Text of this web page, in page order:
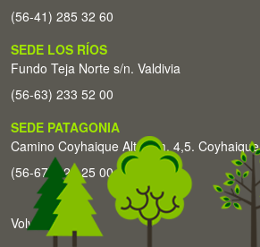
(56-41) 285 32 60
SEDE LOS RÍOS
Fundo Teja Norte s/n. Valdivia
(56-63) 233 52 00
SEDE PATAGONIA
Camino Coyhaique Alto Km. 4,5. Coyhaique
(56-67) 226 25 00
Volver arriba